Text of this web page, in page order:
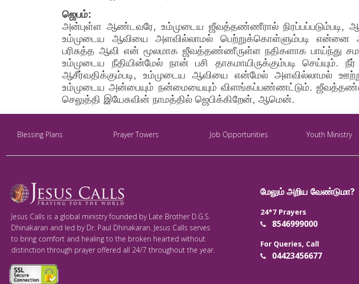
ஜெபம்:
அன்புள்ள ஆண்டவரே, உம்முடைய ஜீவத்தண்ணீரால் நிரப்பப்படும்படி,
உம்முடைய ஆவியை அளவில்லாமல் பெற்றுக்கொள்ளும்படி என்னை
பரிசுத்த ஆவி என் மூலமாக ஜீவத்தண்ணீருள்ள நதிகளாக பாய்ந்து
உம்முடைய நீதியின்மேல் நான் பசி தாகமாயிருக்கும்படி செய்யும்.
ஆசீர்வதிக்கும்படி, உம்முடைய ஆவியை என்மேல் அளவில்லாமல்
உம்முடைய அன்பையும் நன்மையையும் விளங்கப்பண்ணட்டும்.
செலுத்தி இயேசுவின் நாமத்தில் ஜெபிக்கிறேன், ஆமென்.
Blessing Plans Prayer Towers Job Opportunities Youth Ministry
Jesus Calls is a global ministry founded by Late Brother D.G.S.
Dhinakaran and led by Dr. Paul Dhinakaran. Jesus Calls serves
to bring comfort and healing to the broken hearted without
distinction through prayer offered all 24/7 throughout the year.
மேலும் அறிய வேண்டுமா?
24*7 Prayers
8546999000
For Queries, Call
04423456677